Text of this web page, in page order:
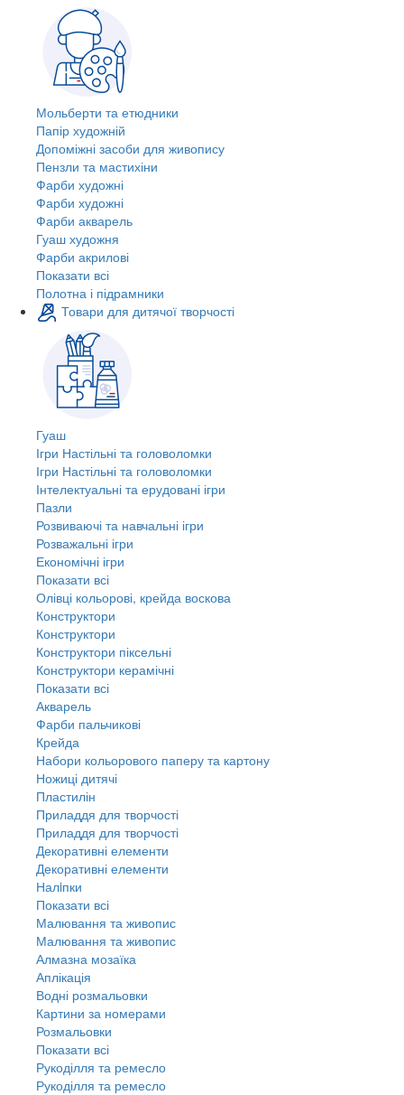
Мольберти та етюдники
Папір художній
Допоміжні засоби для живопису
Пензли та мастихіни
Фарби художні
Фарби художні
Фарби акварель
Гуаш художня
Фарби акрилові
Показати всі
Полотна і підрамники
Товари для дитячої творчості
Гуаш
Ігри Настільні та головоломки
Ігри Настільні та головоломки
Інтелектуальні та ерудовані ігри
Пазли
Розвиваючі та навчальні ігри
Розважальні ігри
Економічні ігри
Показати всі
Олівці кольорові, крейда воскова
Конструктори
Конструктори
Конструктори піксельні
Конструктори керамічні
Показати всі
Акварель
Фарби пальчикові
Крейда
Набори кольорового паперу та картону
Ножиці дитячі
Пластилін
Приладдя для творчості
Приладдя для творчості
Декоративні елементи
Декоративні елементи
Налiпки
Показати всі
Малювання та живопис
Малювання та живопис
Алмазна мозаїка
Аплікація
Водні розмальовки
Картини за номерами
Розмальовки
Показати всі
Рукоділля та ремесло
Рукоділля та ремесло